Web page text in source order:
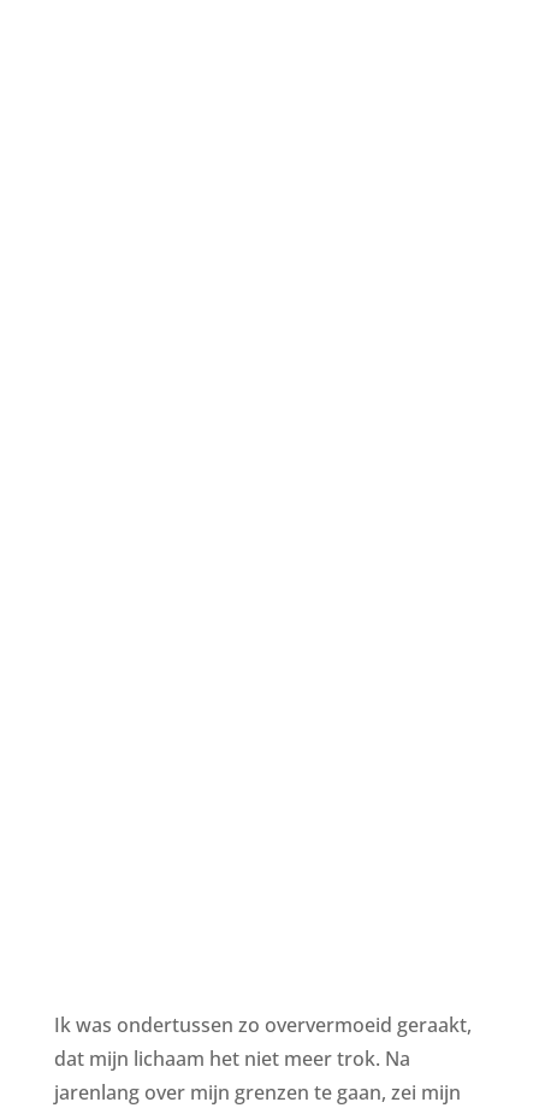
Ik was ondertussen zo oververmoeid geraakt,
dat mijn lichaam het niet meer trok. Na
jarenlang over mijn grenzen te gaan, zei mijn